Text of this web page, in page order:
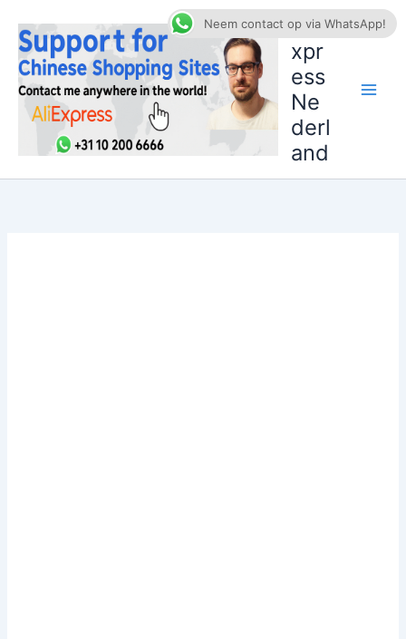
naar
inhoud
AliE
xpr
ess
Ne
derl
and
Neem contact op via WhatsApp!